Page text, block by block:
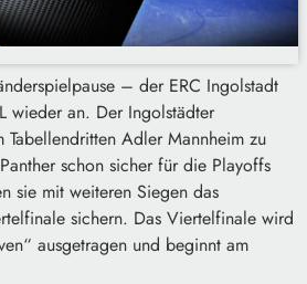
– der ERC Ingolstadt
wieder an. Der Ingolstädter
Tabellendritten Adler Mannheim zu
schon sicher für die Playoffs
sie mit weiteren Siegen das
sichern. Das Viertelfinale wird
ausgetragen und beginnt am